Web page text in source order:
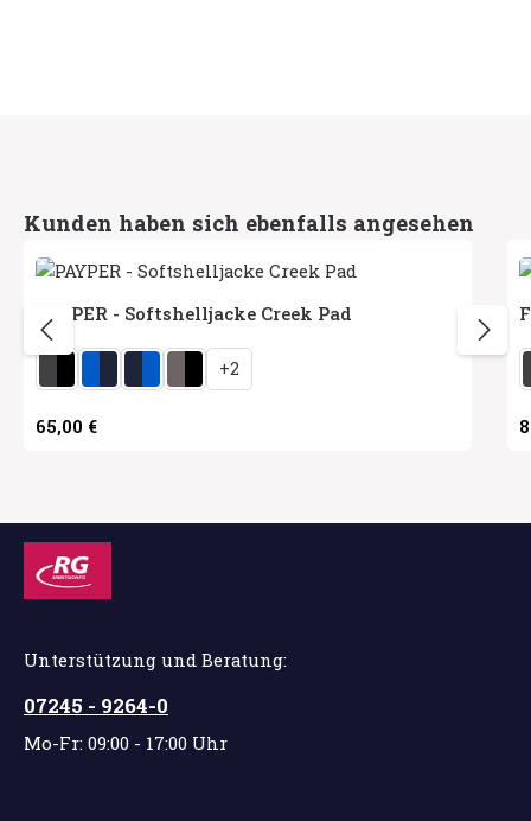
Produktgalerie überspringen
Kunden haben sich ebenfalls angesehen
PAYPER - Softshelljacke Creek Pad
Herstellerfarbe auswählen
+2
Regulärer Preis:
65,00 €
Unterstützung und Beratung:
07245 - 9264-0
Mo-Fr: 09:00 - 17:00 Uhr